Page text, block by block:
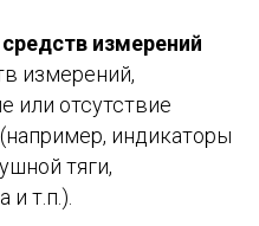
измерений
измерений,
или отсутствие
индикаторы
тяги,
и т.п.).